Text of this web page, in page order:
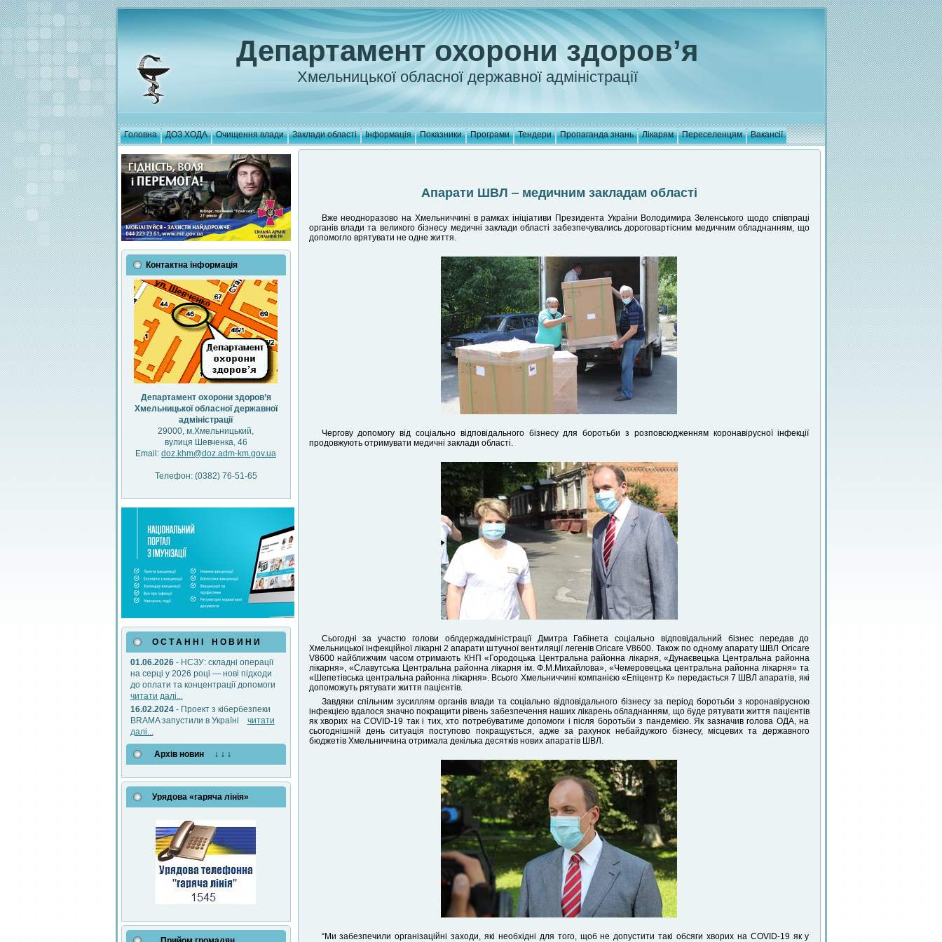
Департамент охорони здоров’я
Хмельницької обласної державної адміністрації
Головна ДОЗ ХОДА Очищення влади Заклади області Інформація Показники Програми Тендери Пропаганда знань Лікарям Переселенцям Вакансії
Контактна інформація
Департамент охорони здоров’я
Хмельницької обласної державної
адміністрації
29000, м.Хмельницький,
вулиця Шевченка, 46
Email: doz.khm@doz.adm-km.gov.ua
Телефон: (0382) 76-51-65
О С Т А Н Н І Н О В И Н И
01.06.2026- НСЗУ: складні операції
на серці у 2026 році — нові підходи
до оплати та концентрації допомоги
читати далі...
16.02.2024- Проект з кібербезпеки
BRAMA запустили в Україні читати
далі...
Архів новин ↓ ↓ ↓
Урядова «гаряча лінія»
Апарати ШВЛ ‒ медичним закладам області
Вже неодноразово на Хмельниччині в рамках ініціативи Президента України Володимира Зеленського щодо співпраці
органів влади та великого бізнесу медичні заклади області забезпечувались дороговартісним медичним обладнанням, що
допомогло врятувати не одне життя.
Чергову допомогу від соціально відповідального бізнесу для боротьби з розповсюдженням коронавірусної інфекції
продовжують отримувати медичні заклади області.
Сьогодні за участю голови облдержадміністрації Дмитра Габінета соціально відповідальний бізнес передав до
Хмельницької інфекційної лікарні 2 апарати штучної вентиляції легенів Oricare V8600. Також по одному апарату ШВЛ Oricare
V8600 найближчим часом отримають КНП «Городоцька Центральна районна лікарня, «Дунаєвецька Центральна районна
лікарня», «Славутська Центральна районна лікарня ім. Ф.М.Михайлова», «Чемеровецька центральна районна лікарня» та
«Шепетівська центральна районна лікарня». Всього Хмельниччині компанією «Епіцентр К» передається 7 ШВЛ апаратів, які
допоможуть рятувати життя пацієнтів.
Завдяки спільним зусиллям органів влади та соціально відповідального бізнесу за період боротьби з коронавірусною
інфекцією вдалося значно покращити рівень забезпечення наших лікарень обладнанням, що буде рятувати життя пацієнтів
як хворих на COVID-19 так і тих, хто потребуватиме допомоги і після боротьби з пандемією. Як зазначив голова ОДА, на
сьогоднішній день ситуація поступово покращується, адже за рахунок небайдужого бізнесу, місцевих та державного
бюджетів Хмельниччина отримала декілька десятків нових апаратів ШВЛ.
“Ми забезпечили організаційні заходи, які необхідні для того, щоб не допустити такі обсяги хворих на COVID-19 як у